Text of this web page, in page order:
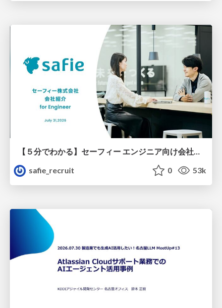
【５分でわかる】セーフィー エンジニア向け会社紹介
safie_recruit
0 53k